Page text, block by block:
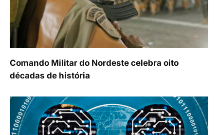
Comando Militar do Nordeste celebra oito
décadas de história